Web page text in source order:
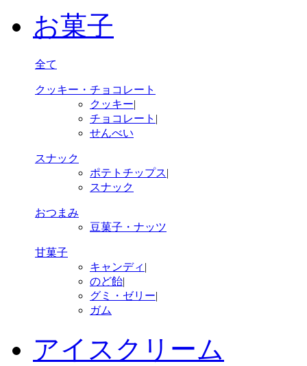
お菓子
全て
クッキー・チョコレート
クッキー|
チョコレート |
せんべい
スナック
ポテトチップス|
スナック
おつまみ
豆菓子・ナッツ
甘菓子
キャンディ |
のど飴|
グミ・ゼリー|
ガム
アイスクリーム